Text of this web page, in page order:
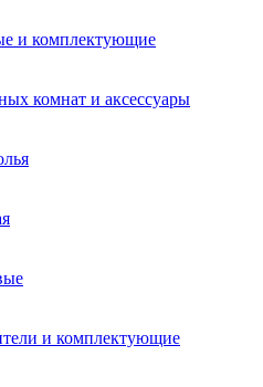
и комплектующие
комнат и аксессуары
и комплектующие